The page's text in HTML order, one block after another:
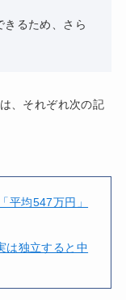
きるため、さら
、それぞれ次の記
平均547万円」
は独立すると中